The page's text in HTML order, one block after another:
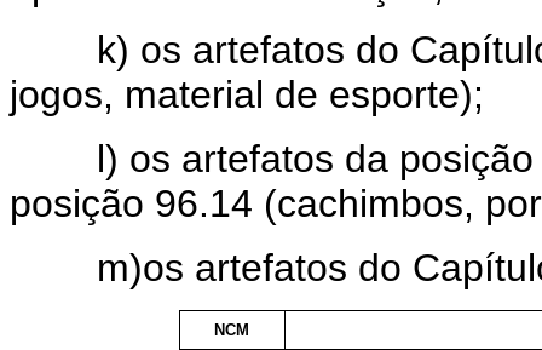
k) os artefatos do Capítulo
jogos, material de esporte);
l) os artefatos da posição
posição 96.14 (cachimbos,
m)os artefatos do Capítulo
NCM